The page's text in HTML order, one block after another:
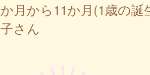
か月から11か月(1歳の誕
さん